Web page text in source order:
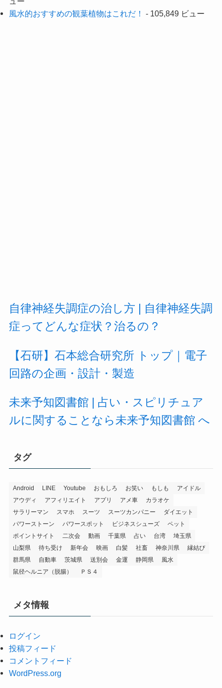
風水的おすすめの観葉植物はこれだ！
- 105,849 ビュー
自律神経失調症の治し方 | 自律神経失調
症ってどんな症状？治るの？
【石研】石本総合研究所 トップ｜電子
回路の企画・設計・製造
未来予知図書館 | 占い・スピリチュア
ルに関することなら未来予知図書館 へ
タグ
Android LINE Youtube おもしろ お笑い もしも
アイドル
アウディ
アフィリエイト アプリ アメ車
カラオケ
サラリーマン
スマホ スーツ スーツカンパニー
ダイエット
パワーストーン
パワースポット ビジネスシューズ
ペット
ポイントサイト
二次会 動画 千葉県 占い 台湾
埼玉県
山梨県
待ち受け 新年会 映画 白髪 社畜 神奈川県
縁結び
群馬県
自動車 茨城県 送別会 金運 静岡県
風水
鼠径ヘルニア（脱腸）
ＰＳ４
メタ情報
ログイン
投稿フィード
コメントフィード
WordPress.org